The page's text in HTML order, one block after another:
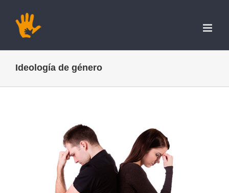
contenido
Ideología de género